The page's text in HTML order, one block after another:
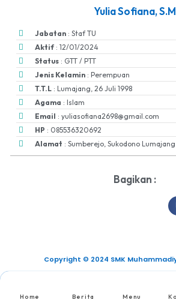
Yulia Sofiana, S.M
Jabatan : Staf TU
Aktif : 12/01/2024
Status : GTT / PTT
Jenis Kelamin : Perempuan
T.T.L : Lumajang, 26 Juli 1998
Agama : Islam
Email : yuliasofiana2698@gmail.com
HP : 085536320692
Alamat : Sumberejo, Sukodono Lumajang
Bagikan :
Copyright © 2024 SMK
Home Berita Menu